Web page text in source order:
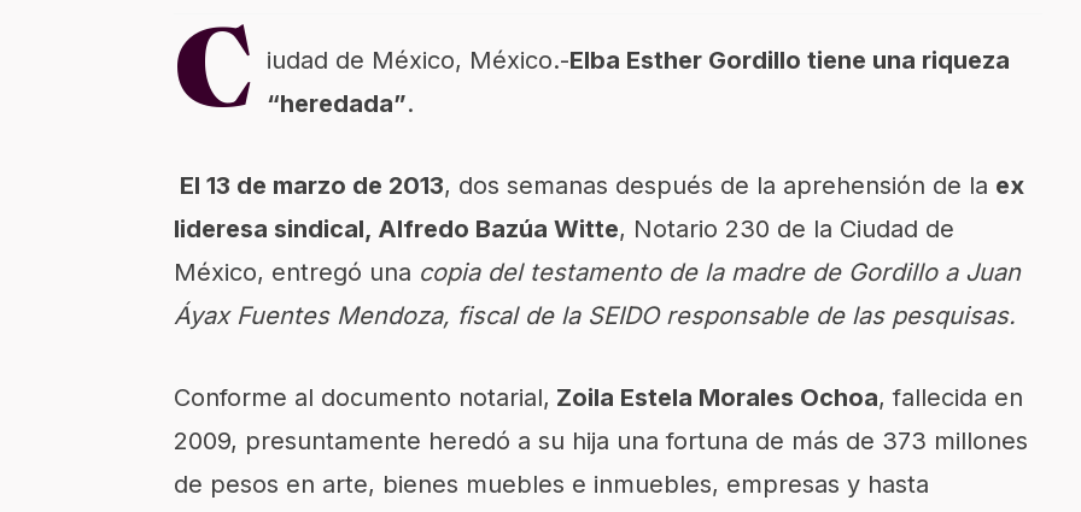
C iudad de México, México.-Elba Esther Gordillo tiene una riqueza
“heredada”.
El 13 de marzo de 2013, dos semanas después de la aprehensión de la ex
lideresa sindical, Alfredo Bazúa Witte, Notario 230 de la Ciudad de
México, entregó una copia del testamento de la madre de Gordillo a Juan
Áyax Fuentes Mendoza, fiscal de la SEIDO responsable de las pesquisas.
Conforme al documento notarial, Zoila Estela Morales Ochoa, fallecida en
2009, presuntamente heredó a su hija una fortuna de más de 373 millones
de pesos en arte, bienes muebles e inmuebles, empresas y hasta